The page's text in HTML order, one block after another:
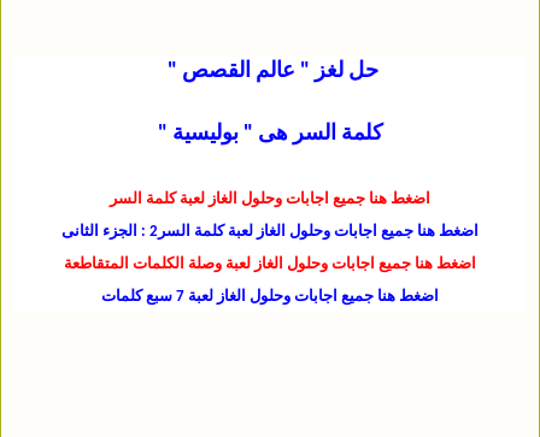
حل لغز " عالم القصص "
كلمة السر هى " بوليسية "
اضغط هنا جميع اجابات وحلول الغاز لعبة كلمة السر
اضغط هنا جميع اجابات وحلول الغاز لعبة كلمة السر2 : الجزء الثانى
اضغط هنا جميع اجابات وحلول الغاز لعبة وصلة الكلمات المتقاطعة
اضغط هنا جميع اجابات وحلول الغاز لعبة 7 سبع كلمات